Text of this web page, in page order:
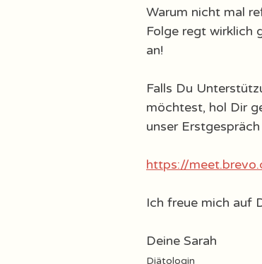
Warum nicht mal
Folge regt wirklich
an!
Falls Du
möchtest, hol Dir
unser
https://
Ich freue mich auf
Deine Sarah
Diätologin